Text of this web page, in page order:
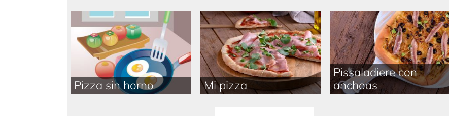
Pizza sin horno Mi pizza
Pissaladiere con
anchoas